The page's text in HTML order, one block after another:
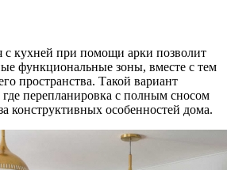
с кухней при помощи арки позволит
функциональные зоны, вместе с тем
пространства. Такой вариант
где перепланировка с полным сносом
конструктивных особенностей дома.